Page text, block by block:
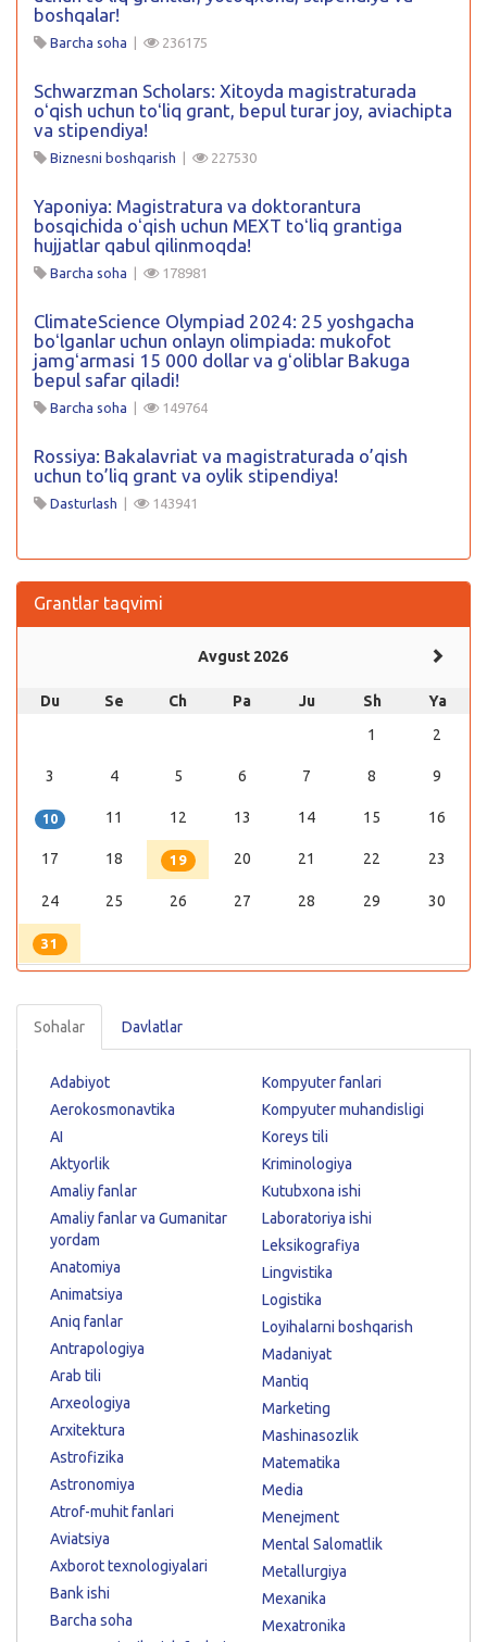
boshqalar!
Barcha soha 236175
Schwarzman Scholars: Xitoyda magistraturada
oʻqish uchun toʻliq grant, bepul turar joy, aviachipta
va stipendiya!
Biznesni boshqarish 227530
Yaponiya: Magistratura va doktorantura
bosqichida oʻqish uchun MEXT toʻliq grantiga
hujjatlar qabul qilinmoqda!
Barcha soha 178981
ClimateScience Olympiad 2024: 25 yoshgacha
boʻlganlar uchun onlayn olimpiada: mukofot
jamgʻarmasi 15 000 dollar va gʻoliblar Bakuga
bepul safar qiladi!
Barcha soha 149764
Rossiya: Bakalavriat va magistraturada o’qish
uchun to’liq grant va oylik stipendiya!
Dasturlash 143941
Grantlar taqvimi
Avgust 2026
Du Se Ch Pa Ju Sh
Ya
1
2
3 4 5 6 7 8 9
10 11 12 13 14 15 16
17 18 19 20 21 22 23
24 25 26 27 28 29 30
31
Sohalar Davlatlar
Adabiyot
Aerokosmonavtika
AI
Aktyorlik
Amaliy fanlar
Amaliy fanlar va Gumanitar
yordam
Anatomiya
Animatsiya
Aniq fanlar
Antrapologiya
Arab tili
Arxeologiya
Arxitektura
Astrofizika
Astronomiya
Atrof-muhit fanlari
Aviatsiya
Axborot texnologiyalari
Bank ishi
Barcha soha
Kompyuter fanlari
Kompyuter muhandisligi
Koreys tili
Kriminologiya
Kutubxona ishi
Laboratoriya ishi
Leksikografiya
Lingvistika
Logistika
Loyihalarni boshqarish
Madaniyat
Mantiq
Marketing
Mashinasozlik
Matematika
Media
Menejment
Mental Salomatlik
Metallurgiya
Mexanika
Mexatronika